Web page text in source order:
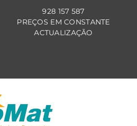
928 157 587
PREÇOS EM CONSTANTE
ACTUALIZAÇÃO